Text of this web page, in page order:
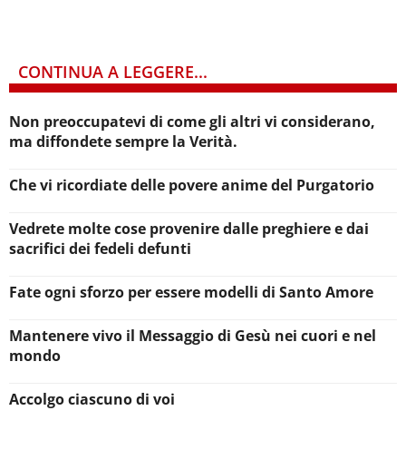
CONTINUA A LEGGERE...
Non preoccupatevi di come gli altri vi considerano,
ma diffondete sempre la Verità.
Che vi ricordiate delle povere anime del Purgatorio
Vedrete molte cose provenire dalle preghiere e dai
sacrifici dei fedeli defunti
Fate ogni sforzo per essere modelli di Santo Amore
Mantenere vivo il Messaggio di Gesù nei cuori e nel
mondo
Accolgo ciascuno di voi